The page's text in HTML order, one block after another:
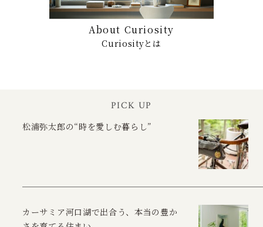
About Curiosity
Curiosityとは
PICK UP
松浦弥太郎の“時を愛しむ暮らし”
カーサミア河口湖で出合う、本当の豊か